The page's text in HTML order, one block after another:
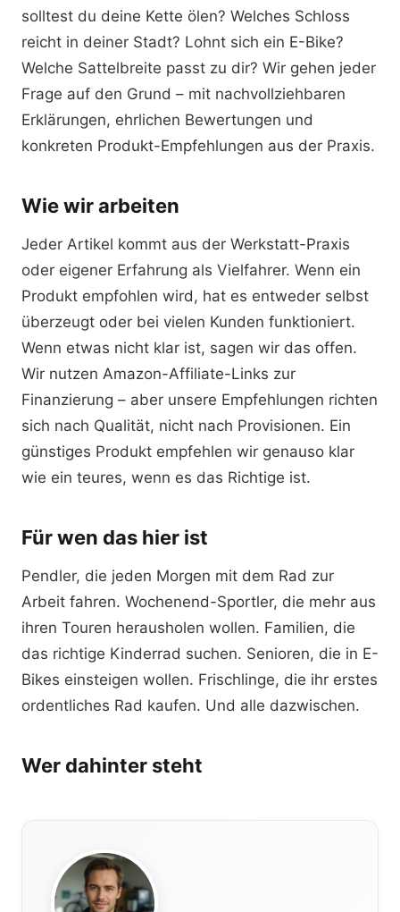
solltest du deine Kette ölen? Welches Schloss
reicht in deiner Stadt? Lohnt sich ein E-Bike?
Welche Sattelbreite passt zu dir? Wir gehen jeder
Frage auf den Grund – mit nachvollziehbaren
Erklärungen, ehrlichen Bewertungen und
konkreten Produkt-Empfehlungen aus der Praxis.
Wie wir arbeiten
Jeder Artikel kommt aus der Werkstatt-Praxis
oder eigener Erfahrung als Vielfahrer. Wenn ein
Produkt empfohlen wird, hat es entweder selbst
überzeugt oder bei vielen Kunden funktioniert.
Wenn etwas nicht klar ist, sagen wir das offen.
Wir nutzen Amazon-Affiliate-Links zur
Finanzierung – aber unsere Empfehlungen richten
sich nach Qualität, nicht nach Provisionen. Ein
günstiges Produkt empfehlen wir genauso klar
wie ein teures, wenn es das Richtige ist.
Für wen das hier ist
Pendler, die jeden Morgen mit dem Rad zur
Arbeit fahren. Wochenend-Sportler, die mehr aus
ihren Touren herausholen wollen. Familien, die
das richtige Kinderrad suchen. Senioren, die in E-
Bikes einsteigen wollen. Frischlinge, die ihr erstes
ordentliches Rad kaufen. Und alle dazwischen.
Wer dahinter steht